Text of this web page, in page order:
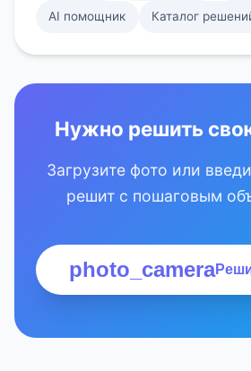
AI помощник Каталог
Нужно решить
Загрузите фото или
решит с пошаговым
photo_camera